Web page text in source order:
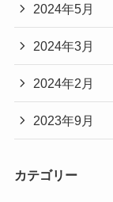
2024年5月
2024年3月
2024年2月
2023年9月
カテゴリー